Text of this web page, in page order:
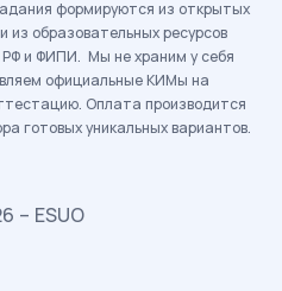
формируются из открытых
из образовательных ресурсов
и ФИПИ. Мы не храним у себя
официальные КИМы на
Оплата производится
готовых уникальных вариантов.
– ESUO